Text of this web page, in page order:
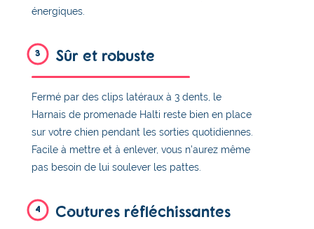
énergiques.
3 Sûr et robuste
Fermé par des clips latéraux à 3 dents, le
Harnais de promenade Halti reste bien en place
sur votre chien pendant les sorties quotidiennes.
Facile à mettre et à enlever, vous n’aurez même
pas besoin de lui soulever les pattes.
4 Coutures réfléchissantes